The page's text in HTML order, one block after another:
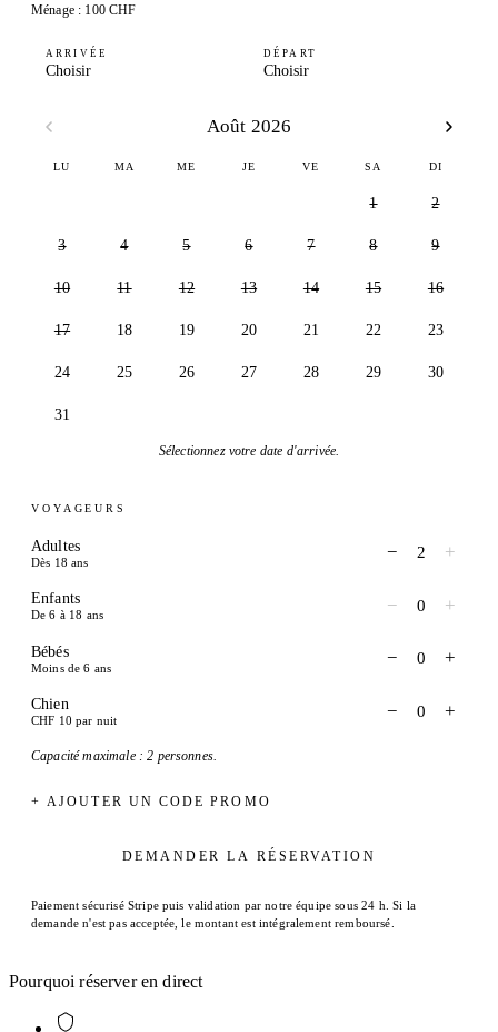
Ménage : 100 CHF
ARRIVÉE
Choisir
DÉPART
Choisir
Août 2026
LU MA ME JE VE SA DI
1 2
3 4 5 6 7 8 9
10 11 12 13 14 15 16
17 18 19 20 21 22 23
24 25 26 27 28 29 30
31
Sélectionnez votre date d'arrivée.
VOYAGEURS
Adultes
Dès 18 ans − 2 +
Enfants
De 6 à 18 ans − 0 +
Bébés
Moins de 6 ans − 0 +
Chien
CHF 10 par nuit − 0 +
Capacité maximale : 2 personnes.
+ AJOUTER UN CODE PROMO
DEMANDER LA RÉSERVATION
Paiement sécurisé Stripe puis validation par notre équipe sous 24 h. Si la
demande n'est pas acceptée, le montant est intégralement remboursé.
Pourquoi réserver en direct